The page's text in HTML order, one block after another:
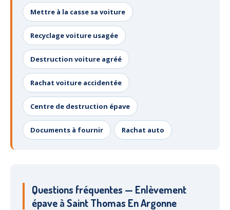
Mettre à la casse sa voiture
Recyclage voiture usagée
Destruction voiture agréé
Rachat voiture accidentée
Centre de destruction épave
Documents à fournir Rachat auto
Questions fréquentes — Enlèvement
épave à Saint Thomas En Argonne